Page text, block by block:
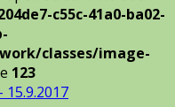
c55c-41a0-ba02-
classes/image-
123